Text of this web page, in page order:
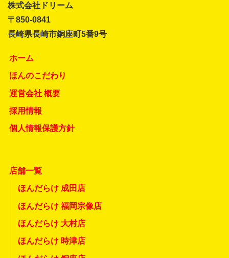
株式会社ドリーム
〒850-0841
長崎県長崎市銅座町5番9号
ホーム
ほんのこだわり
運営会社 概要
採用情報
個人情報保護方針
店舗一覧
ほんだらけ 成田店
ほんだらけ 福岡宗像店
ほんだらけ 大村店
ほんだらけ 時津店